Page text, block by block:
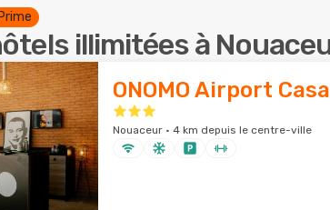
illimitées à
ONOMO Airport
Nouaceur · 4 km depuis le centre-ville